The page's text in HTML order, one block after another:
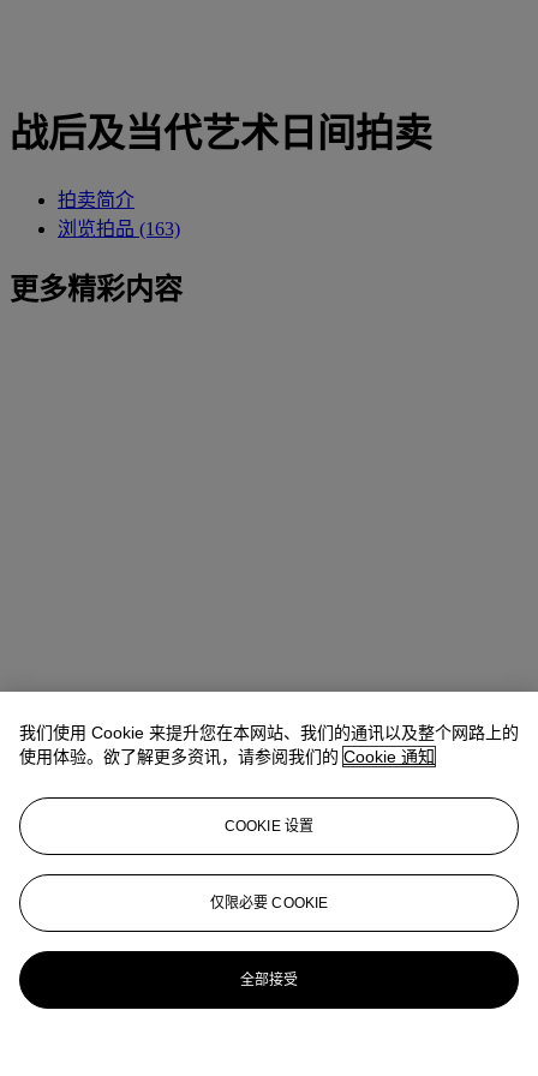
战后及当代艺术日间拍卖
拍卖简介
浏览拍品 (163)
更多精彩内容
我们使用 Cookie 来提升您在本网站、我们的通讯以及整个网路上的
使用体验。欲了解更多资讯，请参阅我们的 Cookie 通知
COOKIE 设置
仅限必要 COOKIE
全部接受